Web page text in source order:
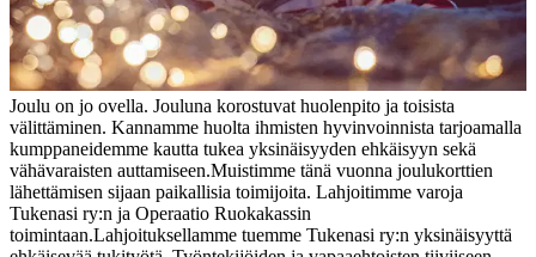
Joulu on jo ovella. Jouluna korostuvat huolenpito ja toisista
välittäminen. Kannamme huolta ihmisten hyvinvoinnista tarjoamalla
kumppaneidemme kautta tukea yksinäisyyden ehkäisyyn sekä
vähävaraisten auttamiseen.Muistimme tänä vuonna joulukorttien
lähettämisen sijaan paikallisia toimijoita. Lahjoitimme varoja
Tukenasi ry:n ja Operaatio Ruokakassin
toimintaan.Lahjoituksellamme tuemme Tukenasi ry:n yksinäisyyttä